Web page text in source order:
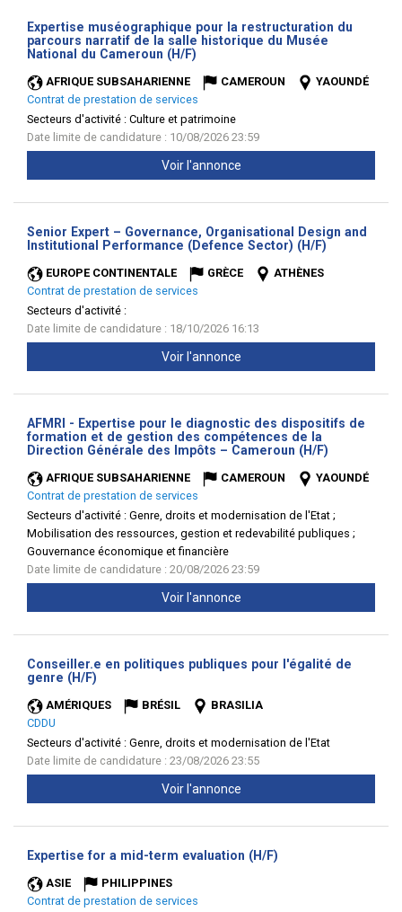
Expertise muséographique pour la restructuration du
parcours narratif de la salle historique du Musée
National du Cameroun (H/F)
AFRIQUE SUBSAHARIENNE CAMEROUN
YAOUNDÉ
Contrat de prestation de services
Secteurs d'activité : Culture et patrimoine
Date limite de candidature : 10/08/2026 23:59
Voir l'annonce
Senior Expert – Governance, Organisational Design and
Institutional Performance (Defence Sector) (H/F)
EUROPE CONTINENTALE GRÈCE
ATHÈNES
Contrat de prestation de services
Secteurs d'activité :
Date limite de candidature : 18/10/2026 16:13
Voir l'annonce
AFMRI - Expertise pour le diagnostic des dispositifs de
formation et de gestion des compétences de la
Direction Générale des Impôts – Cameroun (H/F)
AFRIQUE SUBSAHARIENNE CAMEROUN
YAOUNDÉ
Contrat de prestation de services
Secteurs d'activité : Genre, droits et modernisation de l'Etat ;
Mobilisation des ressources, gestion et redevabilité publiques ;
Gouvernance économique et financière
Date limite de candidature : 20/08/2026 23:59
Voir l'annonce
Conseiller.e en politiques publiques pour l'égalité de
genre (H/F)
AMÉRIQUES BRÉSIL
BRASILIA
CDDU
Secteurs d'activité : Genre, droits et modernisation de l'Etat
Date limite de candidature : 23/08/2026 23:55
Voir l'annonce
Expertise for a mid-term evaluation (H/F)
ASIE
PHILIPPINES
Contrat de prestation de services